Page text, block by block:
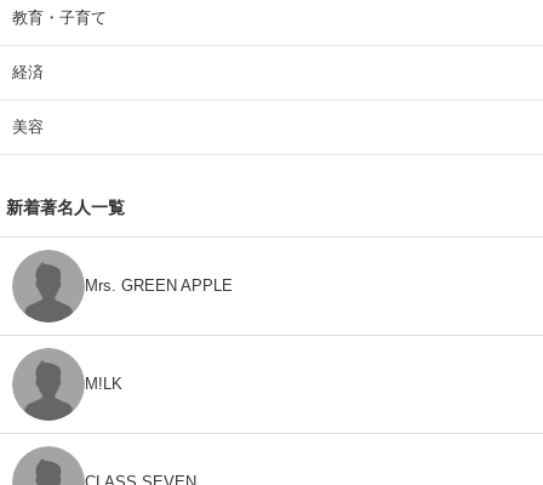
教育・子育て
経済
美容
新着著名人一覧
Mrs. GREEN APPLE
M!LK